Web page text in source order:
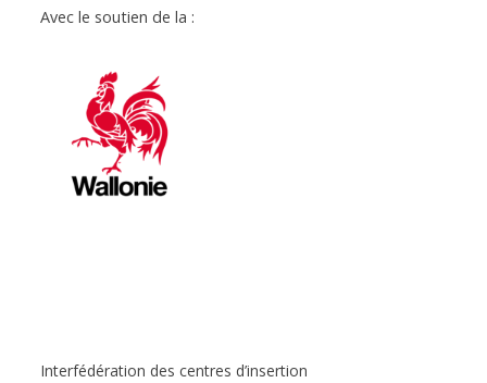
Avec le soutien de la :
Interfédération des centres d’insertion